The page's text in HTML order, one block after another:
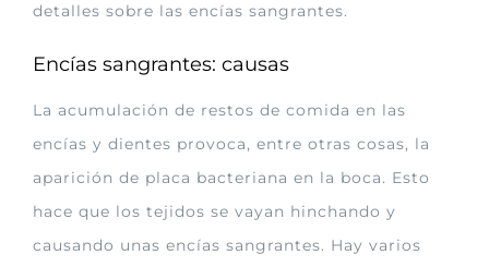
detalles sobre las encías sangrantes.
Encías sangrantes: causas
La acumulación de restos de comida en las
encías y dientes provoca, entre otras cosas, la
aparición de placa bacteriana en la boca. Esto
hace que los tejidos se vayan hinchando y
causando unas encías sangrantes. Hay varios